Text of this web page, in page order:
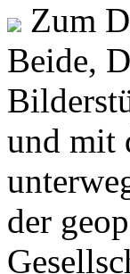
Zum
Beide,
und mit
der